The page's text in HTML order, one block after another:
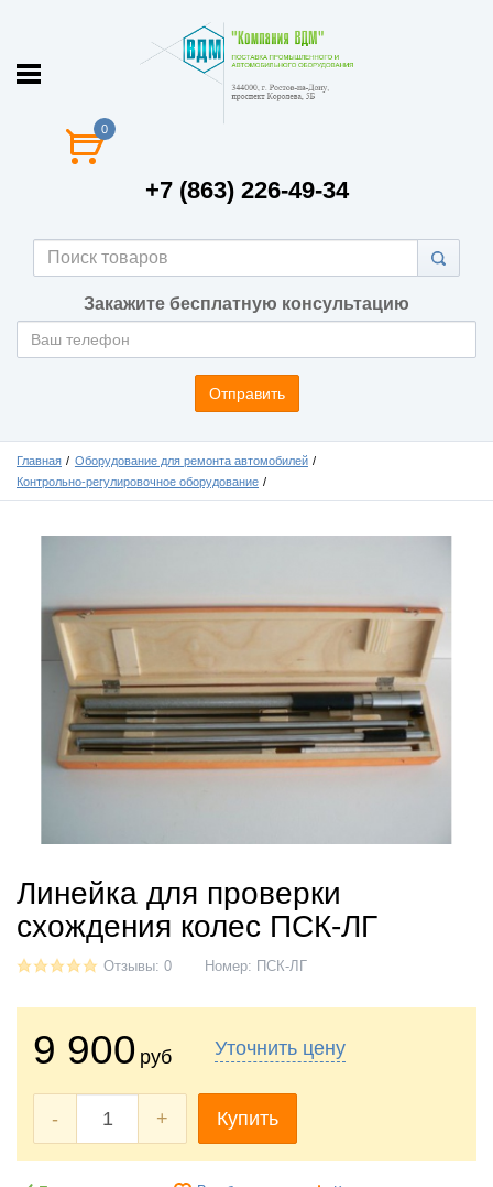
0
+7 (863) 226-49-34
Закажите бесплатную консультацию
Отправить
Главная
Оборудование для ремонта автомобилей
Контрольно-регулировочное оборудование
Линейка для проверки
схождения колес ПСК-ЛГ
Отзывы: 0 Номер: ПСК-ЛГ
9 900 руб
- + Купить
Уточнить цену